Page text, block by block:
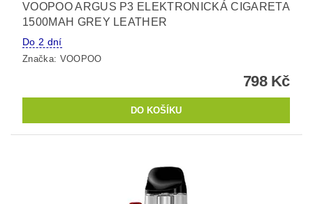
VOOPOO ARGUS P3 ELEKTRONICKÁ CIGARETA
1500MAH GREY LEATHER
Do 2 dní
Značka: VOOPOO
798 Kč